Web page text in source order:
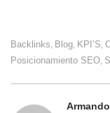
Backlinks, Blog, KPI’S,
Posicionamiento SEO,